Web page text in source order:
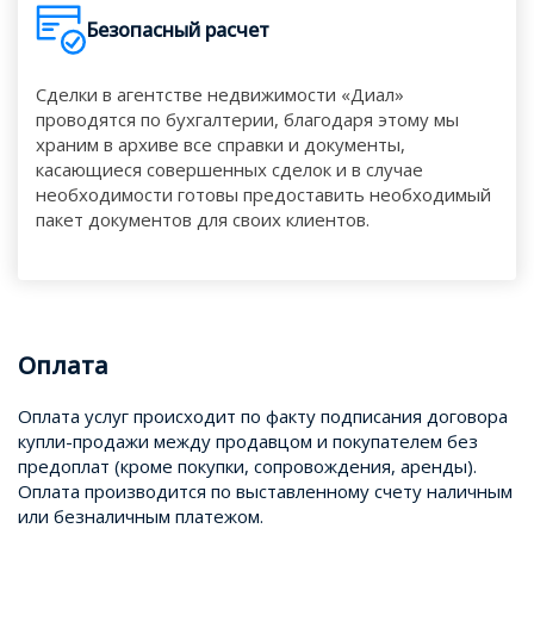
Безопасный расчет
Сделки в агентстве недвижимости «Диал»
проводятся по бухгалтерии, благодаря этому мы
храним в архиве все справки и документы,
касающиеся совершенных сделок и в случае
необходимости готовы предоставить необходимый
пакет документов для своих клиентов.
Оплата
Оплата услуг происходит по факту подписания договора
купли-продажи между продавцом и покупателем без
предоплат (кроме покупки, сопровождения, аренды).
Оплата производится по выставленному счету наличным
или безналичным платежом.